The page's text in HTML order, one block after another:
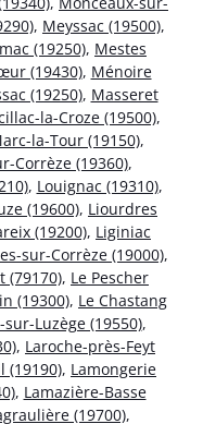
, Meyssac (19500),
(19250), Mestes
(19430), Ménoire
(19250), Masseret
la-Croze (19500),
la-Tour (19150),
Corrèze (19360),
, Louignac (19310),
(19600), Liourdres
(19200), Liginiac
sur-Corrèze (19000),
(79170), Le Pescher
(19300), Le Chastang
sur-Luzège (19550),
, Laroche-près-Feyt
(19190), Lamongerie
, Lamazière-Basse
(19700),